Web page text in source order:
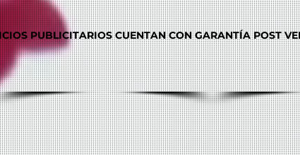
PUBLICITARIOS CUENTAN CONGARANTÍAPOST